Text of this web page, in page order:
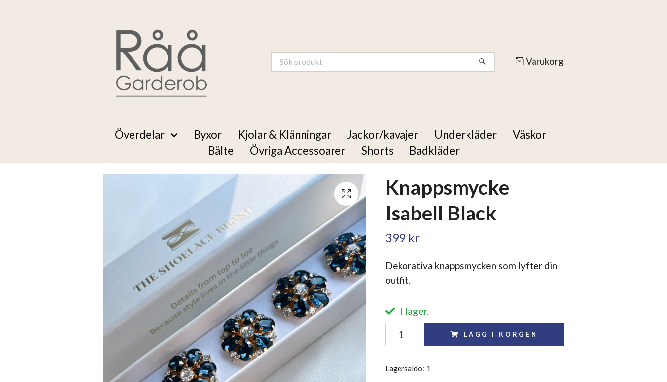
Varukorg
Överdelar Byxor Kjolar & Klänningar Jackor/kavajer Underkläder
Väskor
Bälte
Övriga Accessoarer Shorts Badkläder
Knappsmycke
Isabell Black
399 kr
Dekorativa knappsmycken som lyfter din
outfit.
I lager.
LÄGG I KORGEN
Lagersaldo: 1